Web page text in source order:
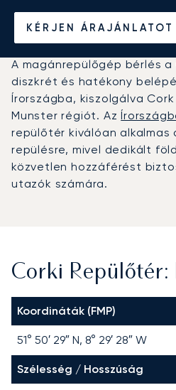
KÉRJEN ÁRAJÁNLATOT
Corki
A magánrepülőgép bérlés
diszkrét és hatékony
Írországba, kiszolgálva
Munster régiót. Az
repülőtér kiválóan alkalmas
repülésre, mivel dedikált
közvetlen hozzáférést
utazók számára.
Corki Repülőtér:
Koordináták (FMP)
51° 50′ 29″ N, 8° 29′ 28″ W
Szélesség / Hosszúság